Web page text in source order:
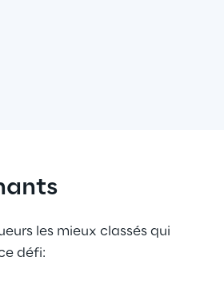
les mieux classés qui
défi: